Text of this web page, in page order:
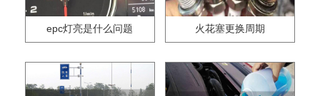
epc灯亮是什么问题 火花塞更换周期